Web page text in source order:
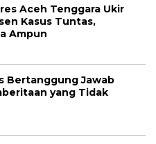
Aceh Tenggara Ukir
Kasus Tuntas,
Ampun
Bertanggung Jawab
yang Tidak